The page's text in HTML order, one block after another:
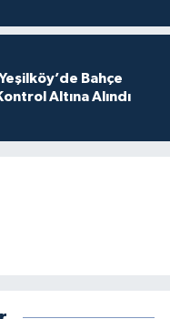
Bahçe
Altına Alındı